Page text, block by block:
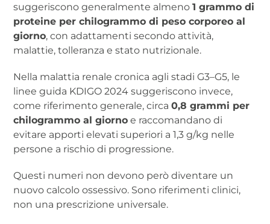
suggeriscono generalmente almeno 1 grammo di
proteine per chilogrammo di peso corporeo al
giorno, con adattamenti secondo attività,
malattie, tolleranza e stato nutrizionale.
Nella malattia renale cronica agli stadi G3–G5, le
linee guida KDIGO 2024 suggeriscono invece,
come riferimento generale, circa 0,8 grammi per
chilogrammo al giorno e raccomandano di
evitare apporti elevati superiori a 1,3 g/kg nelle
persone a rischio di progressione.
Questi numeri non devono però diventare un
nuovo calcolo ossessivo. Sono riferimenti clinici,
non una prescrizione universale.